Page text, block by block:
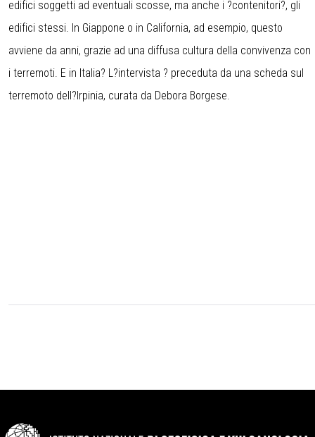
edifici soggetti ad eventuali scosse, ma anche i ?contenitori?, gli
edifici stessi. In Giappone o in California, ad esempio, questo
avviene da anni, grazie ad una diffusa cultura della convivenza con
i terremoti. E in Italia? L?intervista ? preceduta da una scheda sul
terremoto dell?Irpinia, curata da Debora Borgese.